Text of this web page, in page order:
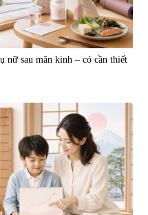
Viên uống hỗ trợ bền thành
mạch, ngừa tai biến Elastin Plus
& Nattokinase Hokoen 80 viên
|0
980.000 đ
nữ sau mãn kinh – có cần thiết